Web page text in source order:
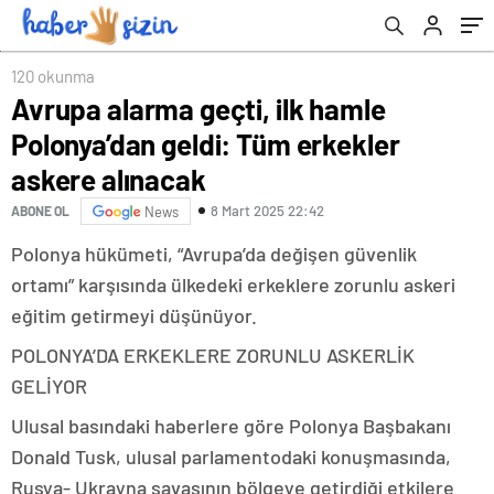
120 okunma
Avrupa alarma geçti, ilk hamle
Polonya’dan geldi: Tüm erkekler
askere alınacak
ABONE OL News 8 Mart 2025 22:42
Polonya hükümeti, “Avrupa’da değişen güvenlik
ortamı” karşısında ülkedeki erkeklere zorunlu askeri
eğitim getirmeyi düşünüyor.
POLONYA’DA ERKEKLERE ZORUNLU ASKERLİK
GELİYOR
Ulusal basındaki haberlere göre Polonya Başbakanı
Donald Tusk, ulusal parlamentodaki konuşmasında,
Rusya- Ukrayna savaşının bölgeye getirdiği etkilere
üzerinden çekildiği o huzurlu, güvenli
günleri hep birlikte…